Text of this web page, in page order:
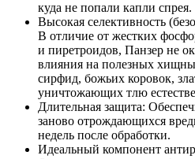
куда не попали капли спрея.
Высокая селективность
В отличие от жестких
и пиретроидов, Панзер не
влияния на полезных
сирфид, божьих коровок,
уничтожающих тлю
Длительная защита:
заново отрождающихся
недель после обработки.
Идеальный компонент